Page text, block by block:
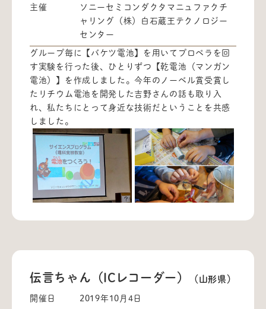
主催
ソニーセミコンダクタマニュファクチ
ャリング（株）白石蔵王テクノロジー
センター
グループ毎に【バケツ電池】を用いてプロペラを回
す実験を行った後、ひとりずつ【乾電池（マンガン
電池）】を作成しました。今年のノーベル賞受賞し
たリチウム電池を開発した吉野さんの話も取り入
れ、私たちにとって身近な技術だということを共感
しました。
伝言ちゃん（ICレコーダー） （山形県）
開催日 2019年10月4日